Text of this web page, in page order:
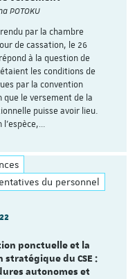
POTOKU
par la chambre
de cassation, le 26
à la question de
les conditions de
par la convention
que le versement de la
puisse avoir lieu.
l’espèce,…
du personnel
ponctuelle et la
du CSE :
autonomes et